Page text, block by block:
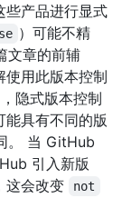
些产品进行显式
）可能不精
文章的前辅
使用此版本控制
隐式版本控制
能具有不同的版
。 当 GitHub
引入新版
这会改变
not